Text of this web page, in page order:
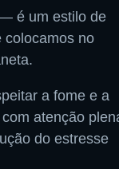
é um estilo de
colocamos no
a fome e a
atenção
do estresse